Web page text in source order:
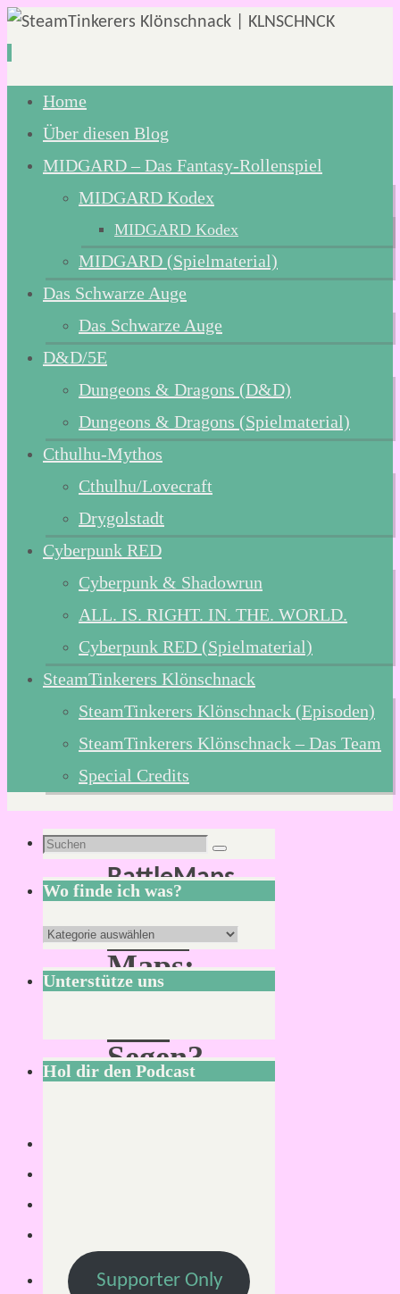
Zum
Inhalt
springen
Home
Über diesen Blog
MIDGARD – Das Fantasy-Rollenspiel
MIDGARD Kodex
MIDGARD Kodex
MIDGARD (Spielmaterial)
Das Schwarze Auge
Das Schwarze Auge
D&D/5E
Dungeons & Dragons (D&D)
Dungeons & Dragons (Spielmaterial)
Cthulhu-Mythos
Cthulhu/Lovecraft
Drygolstadt
Cyberpunk RED
Cyberpunk & Shadowrun
ALL. IS. RIGHT. IN. THE. WORLD.
Cyberpunk RED (Spielmaterial)
SteamTinkerers Klönschnack
SteamTinkerers Klönschnack (Episoden)
SteamTinkerers Klönschnack – Das Team
Special Credits
Schlagwort:
BattleMaps
Battle
Maps:
Fluch
Segen?
Battle
Maps
Suchen
nach:
Suchen
Wo finde ich was?
Wo
finde
ich
Unterstütze uns
Hol dir den Podcast
Supporter Only